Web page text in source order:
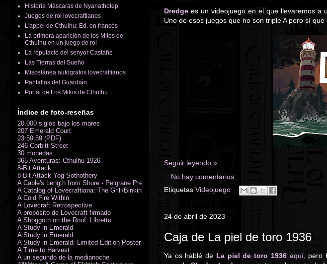
Dredge es un videojuego en el que llevaremos a
Uno de esos juegos que no son triple A pero sí
Seguir leyendo »
No hay comentarios:
Etiquetas Videojuego
24 de abril de 2023
Caja de La piel de toro 1936
Ya os hablé de La piel de toro 1936aquí, pero
Historia Máscaras de Nyarlathotep
Juegos de rol lovecraftianos
L'appel de Cthulhu: Ed. en francés
La primera aparición de los Mitos de
Cthulhu en un juego de rol
La reputació del senyor Castañé
Las Tierras del Sueño
Miscelánea autógrafos lovecraftianos
Pantallas del Guardián
Portal de Los Mitos de Cthulhu
Índice de foto-reseñas
20.000 siglos bajo los mares
207 Emerald Court
23:59:59 (PDF)
246 Corbitt Street
30 monedas
365 Aventuras: Cthulhu 1926
8-Bit Attack
8-Bit Attack Yog-Sothothery
A Cable's Length from Shore - Pelgrane Press' FreeRPG 2018 (PDF)
A Catalog of Lovecraftiana: The Grill/Binkin Collection
A Cold Fire Within
A Lovecraft Retrospective
A propósito de Lovecraft firmado
A Shoggoth on the Roof: Libretto
A Study in Emerald
A Study in Emerald
A Study in Emerald: Limited Edition Poster (Neil Gaiman)
A Time to Harvest
A un segundo de la medianoche